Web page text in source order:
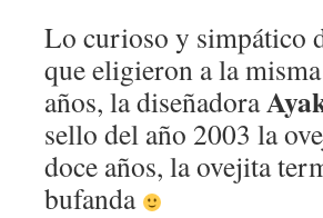
Lo curioso y simpático
que eligieron a la
años, la diseñadora
sello del año 2003 la
doce años, la ovejita
bufanda